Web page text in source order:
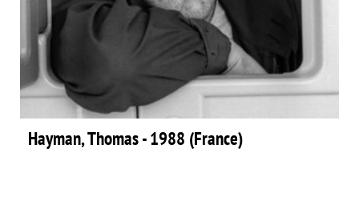
Hayman, Thomas - 1988 (France)